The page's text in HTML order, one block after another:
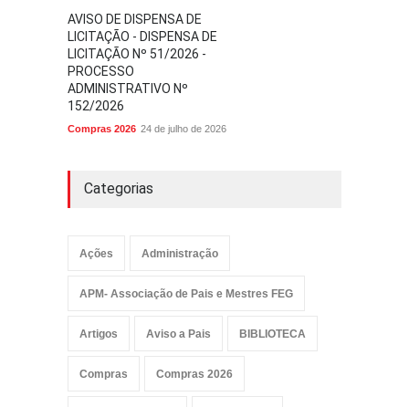
AVISO DE DISPENSA DE
LICITAÇÃO - DISPENSA DE
LICITAÇÃO Nº 51/2026 -
PROCESSO
ADMINISTRATIVO Nº
152/2026
Compras 2026 24 de julho de 2026
Categorias
Ações Administração
APM- Associação de Pais e Mestres FEG
Artigos Aviso a Pais BIBLIOTECA
Compras Compras 2026